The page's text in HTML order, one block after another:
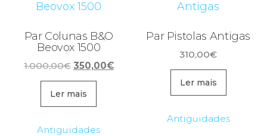
Par Colunas B&O
Beovox 1500
1.000,00€ O
preço
original
era:
350,00€O
Ler mais
Antiguidades
Par Pistolas Antigas
310,00€
Ler mais
Antiguidades